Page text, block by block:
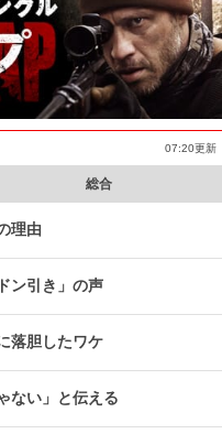
07:20更新
総合
理由
ン引き」の声
落胆したワケ
ない」と伝える